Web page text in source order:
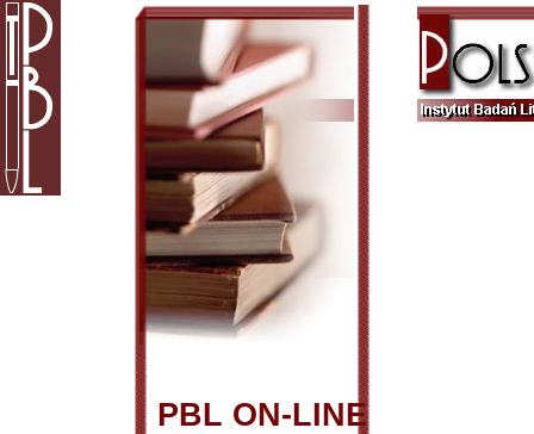
PBL ON-LINE